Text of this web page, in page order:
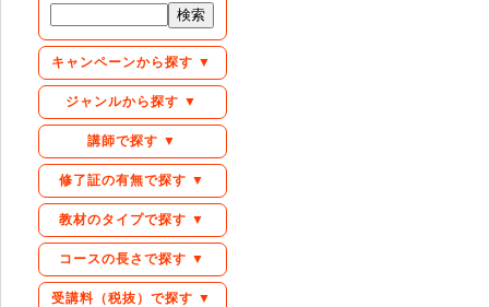
キャンペーンから探す ▼
ジャンルから探す ▼
講師で探す ▼
修了証の有無で探す ▼
教材のタイプで探す ▼
コースの長さで探す ▼
受講料（税抜）で探す ▼